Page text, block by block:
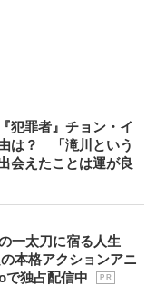
犯罪者』チョン・イ
は？ 「滝川という
会えたことは運が良
一太刀に宿る人生
本格アクションアニ
で独占配信中
P R